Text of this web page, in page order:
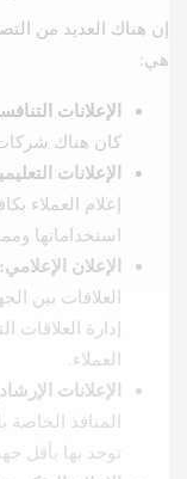
إن هناك العديد من
هي:
الإعلانات
كان هناك
الإعلانات
إعلام العملاء
استخداماتها
الإعلان الإعلامي:
العلاقات بين
إدارة العلاقات
العملاء.
الإعلانات
المنافذ الخاصة
توجد بها بأقل